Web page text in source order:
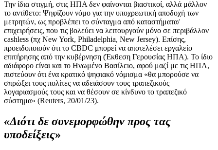
Την ίδια στιγμή, στις ΗΠΑ δεν φαίνονται βιαστικοί, αλλά μάλλον
το αντίθετο: Ψηφίζουν νόμο για την υποχρεωτική αποδοχή των
μετρητών, ως προβλέπει το σύνταγμα από καταστήματα/
επιχειρήσεις, που τις βολεύει να λειτουργούν μόνο σε περιβάλλον
cashless (πχ New York, Philadelphia, New Jersey). Επίσης,
προειδοποιούν ότι το CBDC μπορεί να αποτελέσει εργαλείο
επιτήρησης από την κυβέρνηση (Έκθεση Γερουσίας ΗΠΑ). Το ίδιο
αδιάφορο είναι και το Ηνωμένο Βασίλειο, αφού μαζί με τις ΗΠΑ,
πιστεύουν ότι ένα κρατικό ψηφιακό νόμισμα «θα μπορούσε να
σπρώξει τους πολίτες να αδειάσουν τους τραπεζικούς
λογαριασμούς τους και να θέσουν σε κίνδυνο το τραπεζικό
σύστημα» (Reuters, 20/01/23).
«Διότι δε συνεμορφώθην προς τας
υποδείξεις»